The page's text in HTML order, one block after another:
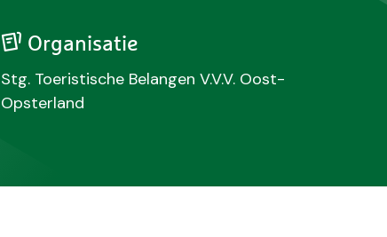
Organisatie
Stg. Toeristische Belangen V.V.V. Oost-
Opsterland